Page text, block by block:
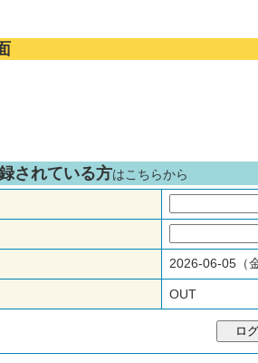
されている方はこちらから
2026-06-05
OUT